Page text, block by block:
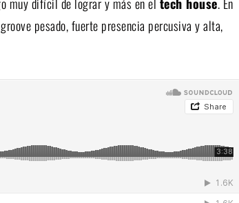
pesado, fuerte presencia percusiva y alta,